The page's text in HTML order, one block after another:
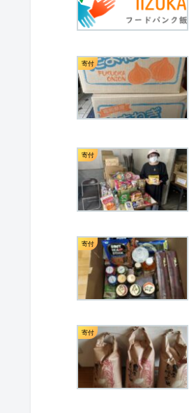
寄付
寄付
寄付
寄付